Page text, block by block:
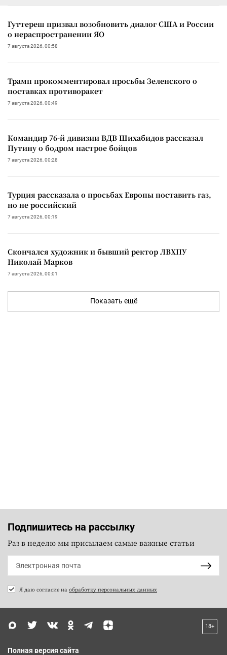
Гуттереш призвал возобновить диалог США и России
о нераспространении ЯО
7 августа 2026, 00:58
Трамп прокомментировал просьбы Зеленского о
поставках противоракет
7 августа 2026, 00:49
Командир 76-й дивизии ВДВ Шихабидов рассказал
Путину о бодром настрое бойцов
7 августа 2026, 00:28
Турция рассказала о просьбах Европы поставить газ,
но не российский
7 августа 2026, 00:19
Скончался художник и бывший ректор ЛВХПУ
Николай Марков
7 августа 2026, 00:01
Показать ещё
Подпишитесь на рассылку
Раз в неделю мы присылаем самые важные статьи
Я даю согласие на обработку персональных данных
18+
Полная версия сайта